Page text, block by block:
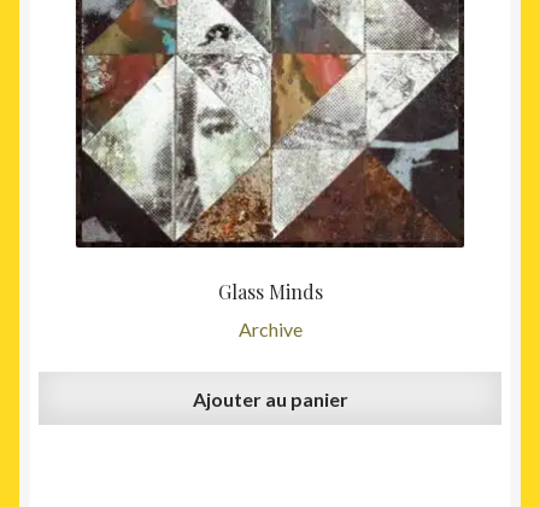
Glass Minds
Archive
Ajouter au panier